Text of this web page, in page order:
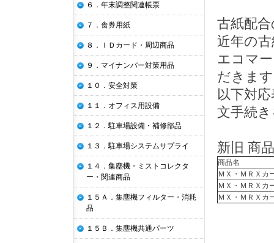
古紙配
近年の
エコマ
だきま
以下対
文手続
新旧 商
商品名
ＭＸ・ＭＲＸカ
ＭＸ・ＭＲＸ
ＭＸ・ＭＲＸ
６．年末調整関連帳票
７．食券用紙
８．ＩＤカード・周辺商品
９．マイナンバー対策用品
１０．安全対策
１１．オフィス用設備
１２．駐車場設備・補修部品
１３．駐車場システムサプライ
１４．集塵機・ミストコレクタ
ー・関連商品
１５Ａ．集塵機フィルター・消耗
品
１５Ｂ．集塵機共通パーツ